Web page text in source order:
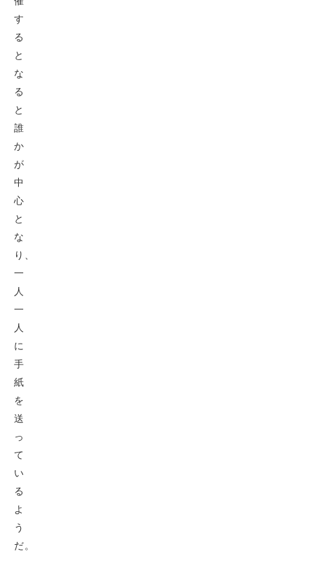
す
る
と
な
る
と
誰
か
が
中
心
と
な
り、
一
人
一
人
に
手
紙
を
送
っ
て
い
る
よ
う
だ。